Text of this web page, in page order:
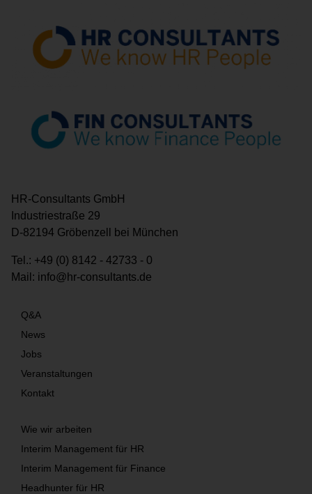
HR-Consultants GmbH
Industriestraße 29
D-82194 Gröbenzell bei München
Tel.: +49 (0) 8142 - 42733 - 0
Mail: info@hr-consultants.de
Q&A
News
Jobs
Veranstaltungen
Kontakt
Wie wir arbeiten
Interim Management für HR
Interim Management für Finance
Headhunter für HR